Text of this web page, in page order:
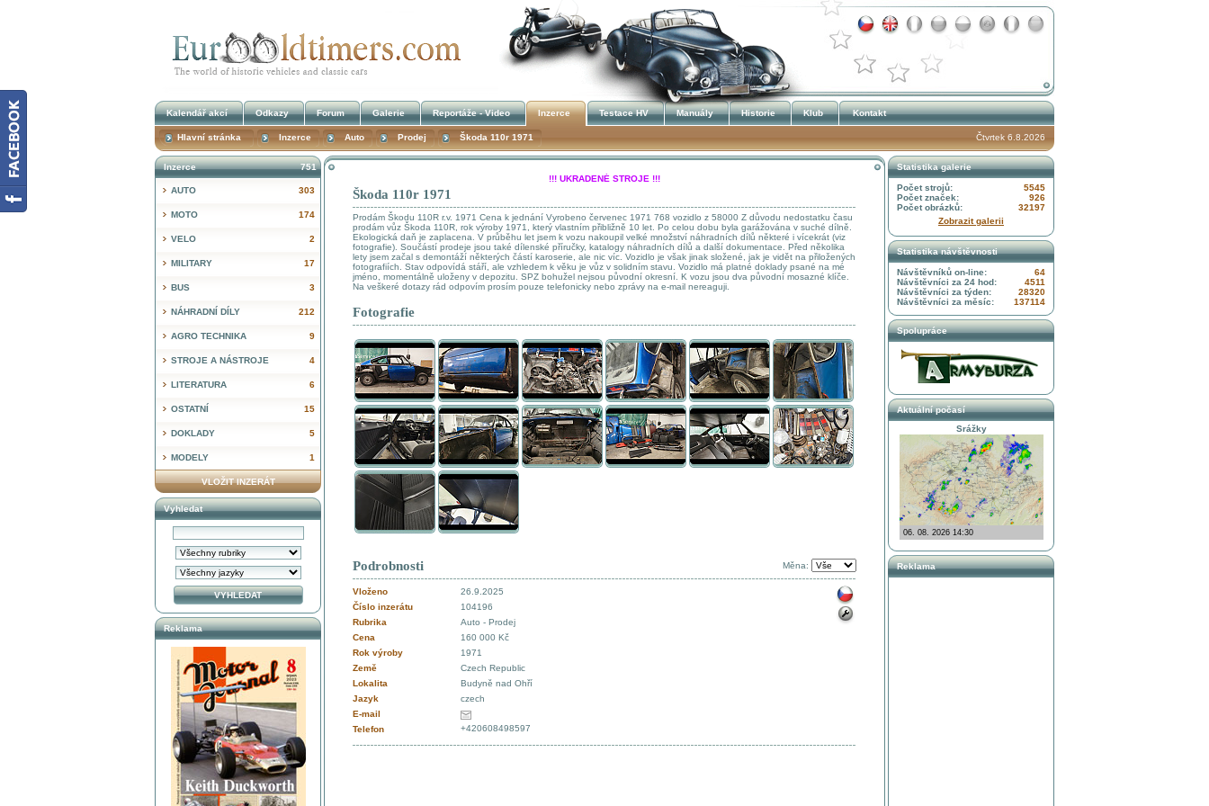
Škoda 110r 1971
Prodám Škodu 110R r.v. 1971 Cena k jednání Vyrobeno červenec 1971 768 vozidlo z 58000 Z důvodu nedostatku času
prodám vůz Škoda 110R, rok výroby 1971, který vlastním přibližně 10 let. Po celou dobu byla garážována v suché dílně.
Ekologická daň je zaplacena. V průběhu let jsem k vozu nakoupil velké množství náhradních dílů některé i vícekrát (viz
fotografie). Součástí prodeje jsou také dílenské příručky, katalogy náhradních dílů a další dokumentace. Před několika
lety jsem začal s demontáží některých částí karoserie, ale nic víc. Vozidlo je však jinak složené, jak je vidět na přiložených
fotografiích. Stav odpovídá stáří, ale vzhledem k věku je vůz v solidním stavu. Vozidlo má platné doklady psané na mé
jméno, momentálně uloženy v depozitu. SPZ bohužel nejsou původní okresní. K vozu jsou dva původní mosazné klíče.
Na veškeré dotazy rád odpovím prosím pouze telefonicky nebo zprávy na e-mail nereaguji.
Fotografie
Měna:
Podrobnosti
Vloženo
26.9.2025
Číslo inzerátu
104196
Rubrika
Auto - Prodej
Cena
160 000 Kč
Rok výroby
1971
Země
Czech Republic
Lokalita
Budyně nad Ohří
Jazyk
czech
E-mail
Telefon
+420608498597
751
Inzerce
303
AUTO
174
MOTO
2
VELO
17
MILITARY
3
BUS
212
NÁHRADNÍ DÍLY
9
AGRO TECHNIKA
4
STROJE A NÁSTROJE
6
LITERATURA
15
OSTATNÍ
5
DOKLADY
1
MODELY
VLOŽIT INZERÁT
Vyhledat
Reklama
Statistika galerie
5545
Počet strojů:
926
Počet značek:
32197
Počet obrázků:
Zobrazit galerii
Statistika návštěvnosti
64
Návštěvníků on-line:
4511
Návštěvníci za 24 hod:
28320
Návštěvníci za týden:
137114
Návštěvníci za měsíc:
Spolupráce
Aktuální počasí
Srážky
Reklama
Čtvrtek 6.8.2026
Kalendář akcí Odkazy Forum Galerie Reportáže - Video Inzerce Testace HV Manuály Historie Klub Kontakt
Hlavní stránka Inzerce Auto Prodej Škoda 110r 1971
!!! UKRADENÉ STROJE !!!